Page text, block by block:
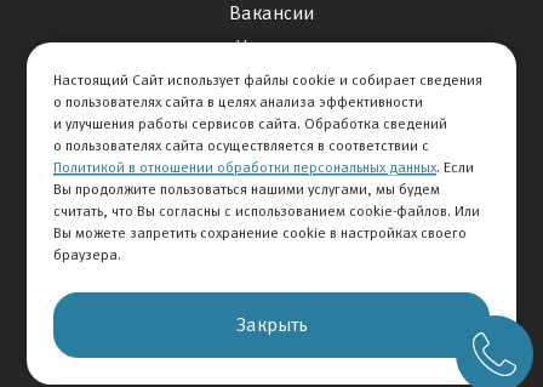
© 2026 АВТОМИР
Вакансии
Новости
Карта сайта
Контакты
+7 495 234-33-66
Настоящий Сайт использует файлы cookie и собирает сведения
о пользователях сайта в целях анализа эффективности
и улучшения работы сервисов сайта. Обработка сведений
о пользователях сайта осуществляется в соответствии с
Политикой в отношении обработки персональных данных. Если
Вы продолжите пользоваться нашими услугами, мы будем
считать, что Вы согласны с использованием cookie-файлов. Или
Вы можете запретить сохранение cookie в настройках своего
браузера.
Закрыть